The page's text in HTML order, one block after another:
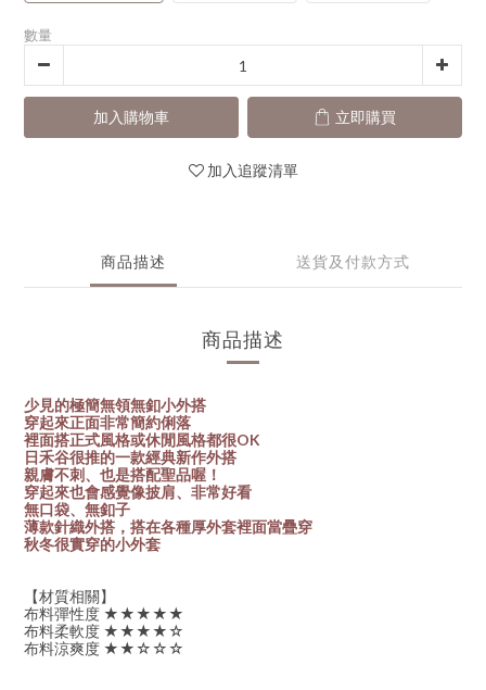
數量
加入購物車 立即購買
加入追蹤清單
商品描述 送貨及付款方式
商品描述
少見的極簡無領無釦小外搭
穿起來正面非常簡約俐落
裡面搭正式風格或休閒風格都很OK
日禾谷很推的一款經典新作外搭
親膚不刺、也是搭配聖品喔！
穿起來也會感覺像披肩、非常好看
無口袋、無釦子
薄款針織外搭，搭在各種厚外套裡面當疊穿
秋冬很實穿的小外套
【材質相關】
布料彈性度 ★★★★★
布料柔軟度 ★★★★☆
布料涼爽度 ★★☆☆☆